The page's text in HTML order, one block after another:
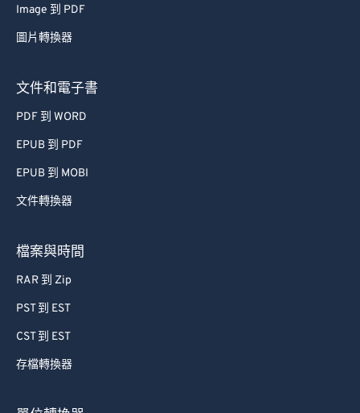
Image 到 PDF
圖片轉換器
文件和電子書
PDF 到 WORD
EPUB 到 PDF
EPUB 到 MOBI
文件轉換器
檔案與時間
RAR 到 Zip
PST 到 EST
CST 到 EST
存檔轉換器